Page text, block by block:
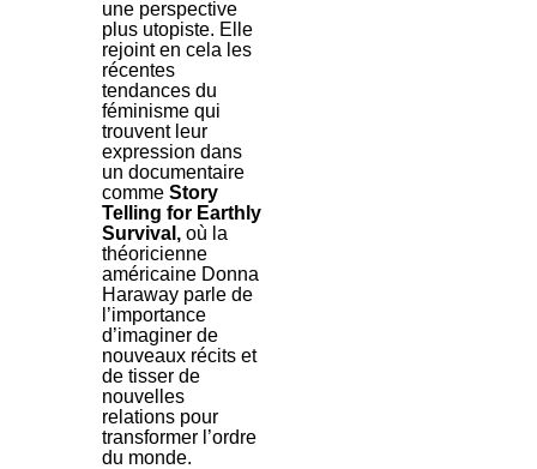
une perspective
plus utopiste. Elle
rejoint en cela les
récentes
tendances du
féminisme qui
trouvent leur
expression dans
un documentaire
comme Story
Telling for Earthly
Survival, où la
théoricienne
américaine Donna
Haraway parle de
l’importance
d’imaginer de
nouveaux récits et
de tisser de
nouvelles
relations pour
transformer l’ordre
du monde.